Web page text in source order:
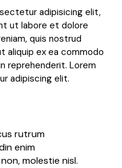
adipisicing elit,
ut labore et dolore
quis nostrud
aliquip ex ea commodo
reprehenderit. Lorem
adipiscing elit.
rutrum
enim
molestie nisl.